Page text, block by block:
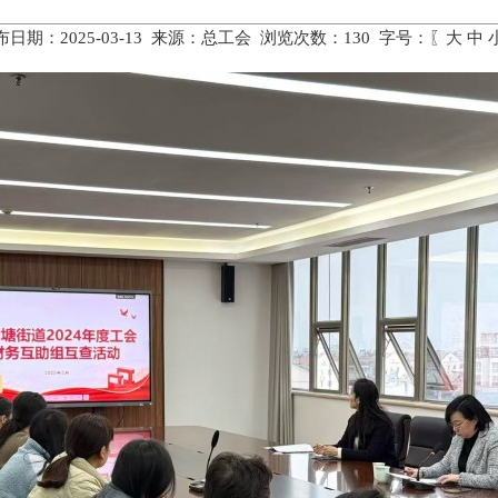
日期：2025-03-13 来源：总工会 浏览次数： 130 字号：〖 大 中